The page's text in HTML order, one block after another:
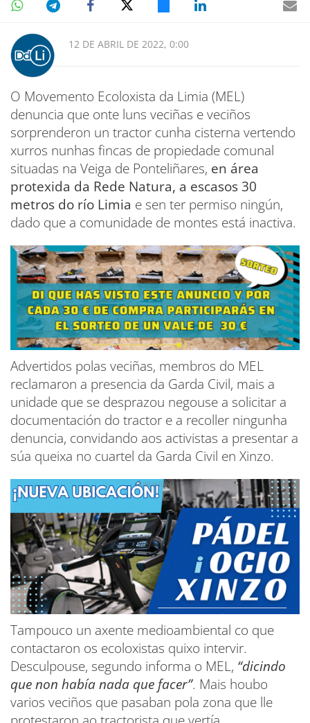
12 DE ABRIL DE 2022, 0:00
O Movemento Ecoloxista da Limia (MEL)
denuncia que onte luns veciñas e veciños
sorprenderon un tractor cunha cisterna vertendo
xurros nunhas fincas de propiedade comunal
situadas na Veiga de Ponteliñares, en área
protexida da Rede Natura, a escasos 30
metros do río Limia e sen ter permiso ningún,
dado que a comunidade de montes está inactiva.
Advertidos polas veciñas, membros do MEL
reclamaron a presencia da Garda Civil, mais a
unidade que se desprazou negouse a solicitar a
documentación do tractor e a recoller ningunha
denuncia, convidando aos activistas a presentar a
súa queixa no cuartel da Garda Civil en Xinzo.
Tampouco un axente medioambiental co que
contactaron os ecoloxistas quixo intervir.
Desculpouse, segundo informa o MEL, “dicindo
que non había nada que facer”. Mais houbo
varios veciños que pasaban pola zona que lle